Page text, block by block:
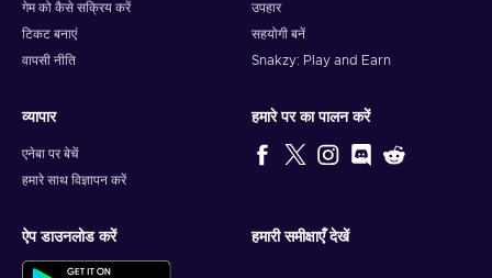
गेम को कैसे सक्रिय करें
टिकट बनाएं
वापसी नीति
उपहार
सहयोगी बनें
Snakzy: Play and Earn
व्यापार
एनेबा पर बेचें
हमारे साथ विज्ञापन करें
हमारे पर का पालन करें
ऐप डाउनलोड करें हमारी समीक्षाएँ देखें